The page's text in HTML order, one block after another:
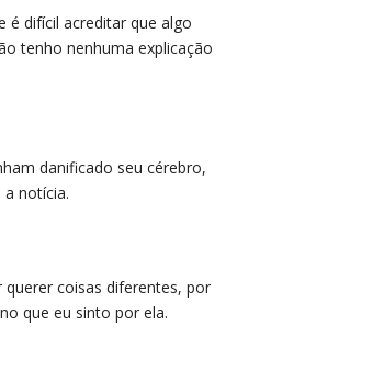
é difícil acreditar que algo
tenho nenhuma explicação
danificado seu cérebro,
notícia.
coisas diferentes, por
que eu sinto por ela.